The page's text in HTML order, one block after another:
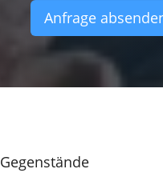
Anfrage
Gegenstände